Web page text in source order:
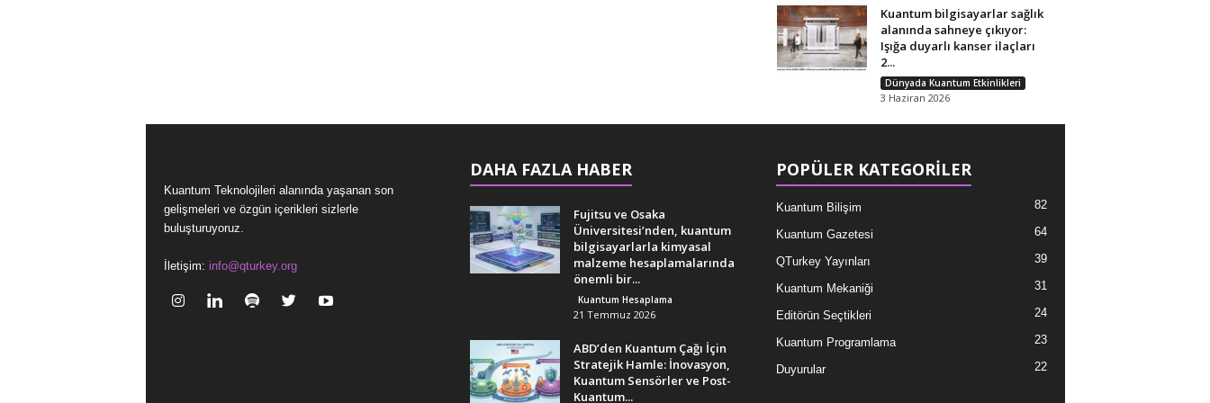
Kuantum bilgisayarlar sağlık
alanında sahneye çıkıyor:
Işığa duyarlı kanser ilaçları
2...
Dünyada Kuantum Etkinlikleri
3 Haziran 2026
Kuantum Teknolojileri alanında yaşanan son
gelişmeleri ve özgün içerikleri sizlerle
buluşturuyoruz.
İletişim: info@qturkey.org
DAHA FAZLA HABER
Fujitsu ve Osaka
Üniversitesi’nden, kuantum
bilgisayarlarla kimyasal
malzeme hesaplamalarında
önemli bir...
Kuantum Hesaplama
21 Temmuz 2026
ABD’den Kuantum Çağı İçin
Stratejik Hamle: İnovasyon,
Kuantum Sensörler ve Post-
Kuantum...
POPÜLER KATEGORİLER
Kuantum Bilişim 82
Kuantum Gazetesi 64
QTurkey Yayınları 39
Kuantum Mekaniği 31
Editörün Seçtikleri 24
Kuantum Programlama 23
Duyurular 22